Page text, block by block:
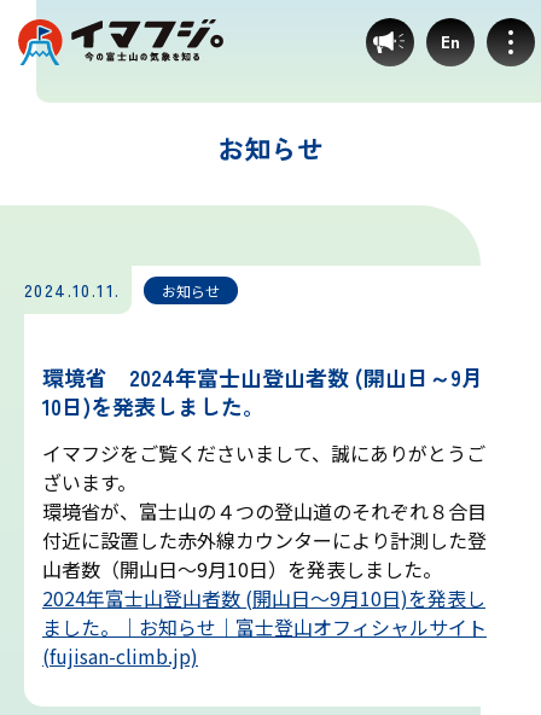
En
登山ルート別気象
富士宮ルート
御殿場ルート
須走ルート
吉田ルート
富士山まめ知識
観天望気(かんてんぼうき)
お知らせ
2024.10.11. お知らせ
環境省 2024年富士山登山者数 (開山日～9月
10日)を発表しました。
イマフジをご覧くださいまして、誠にありがとうご
ざいます。
環境省が、富士山の４つの登山道のそれぞれ８合目
付近に設置した赤外線カウンターにより計測した登
山者数（開山日～9月10日）を発表しました。
2024年富士山登山者数 (開山日～9月10日)を発表し
ました。｜お知らせ｜富士登山オフィシャルサイト
(fujisan-climb.jp)